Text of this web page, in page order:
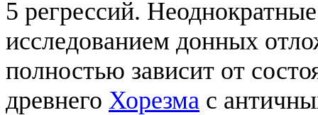
5 регрессий.
исследованием донных
полностью зависит от
древнего Хорезма с